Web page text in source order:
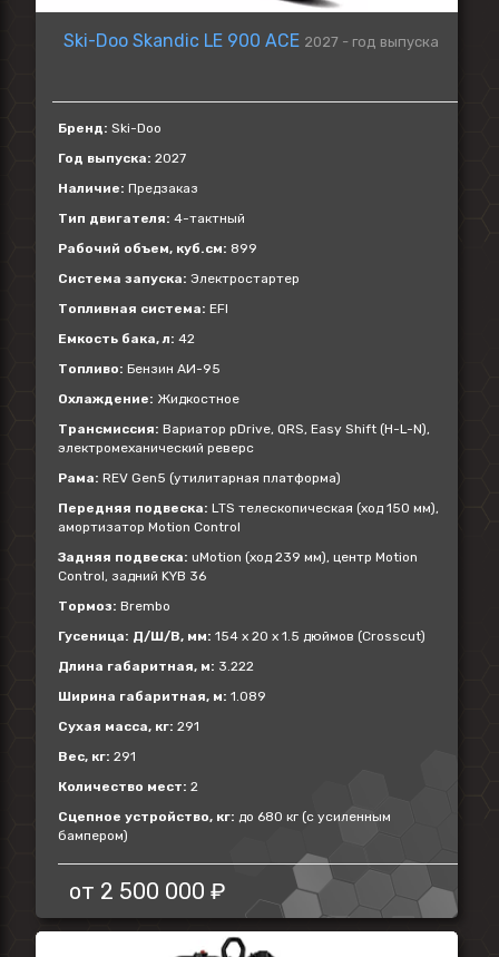
Ski-Doo Skandic LE 900 ACE 2027 - год выпуска
Бренд: Ski-Doo
Год выпуска: 2027
Наличие: Предзаказ
Тип двигателя: 4-тактный
Рабочий объем, куб.см: 899
Система запуска: Электростартер
Топливная система: EFI
Емкость бака, л: 42
Топливо: Бензин АИ-95
Охлаждение: Жидкостное
Трансмиссия: Вариатор pDrive, QRS, Easy Shift (H-L-N),
электромеханический реверс
Рама: REV Gen5 (утилитарная платформа)
Передняя подвеска: LTS телескопическая (ход 150 мм),
амортизатор Motion Control
Задняя подвеска: uMotion (ход 239 мм), центр Motion
Control, задний KYB 36
Тормоз: Brembo
Гусеница: Д/Ш/В, мм: 154 x 20 x 1.5 дюймов (Crosscut)
Длина габаритная, м: 3.222
Ширина габаритная, м: 1.089
Сухая масса, кг: 291
Вес, кг: 291
Количество мест: 2
Сцепное устройство, кг: до 680 кг (с усиленным
бампером)
от 2 500 000 ₽